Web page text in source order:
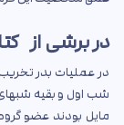
در برشی از کتاب
در عملیات بدر تخریب
شب اول و بقیه
مایل بودند عضو